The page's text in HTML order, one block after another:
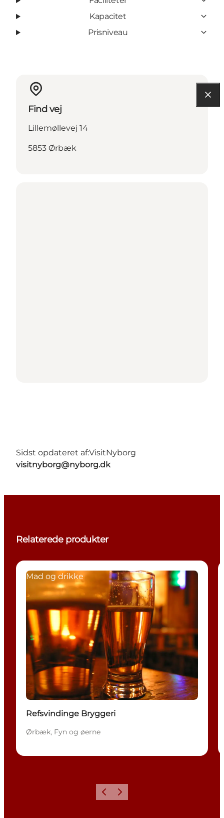
Kapacitet
Prisniveau
Find vej
Lillemøllevej 14
5853 Ørbæk
Sidst opdateret af:VisitNyborg
visitnyborg@nyborg.dk
Relaterede produkter
Mad og drikke
Refsvindinge Bryggeri
Ørbæk, Fyn og øerne
ForrigeNæste